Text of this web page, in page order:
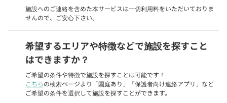
施設へのご連絡を含めた本サービスは一切利用料をいただいておりま
せんので、ご安心下さい。
希望するエリアや特徴などで施設を探すこと
はできますか？
ご希望の条件や特徴で施設を探すことは可能です！
こちらの検索ページより「園庭あり」「保護者向け連絡アプリ」など
ご希望の条件を選択して施設を探すことができます。